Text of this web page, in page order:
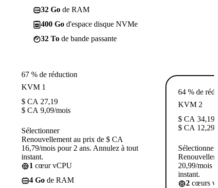
32 Go de RAM
400 Go d'espace disque NVMe
32 To de bande passante
67 % de réduction
KVM 1
$ CA 27,19
$ CA 9,09/mois
Sélectionner
Renouvellement au prix de $ CA
16,79/mois pour 2 ans. Annulez à tout
instant.
1 cœur vCPU
4 Go de RAM
64 % de
KVM 2
$ CA 34,19
$ CA 12,29
Sélectionner
20,99/mois
instant.
2 cœurs